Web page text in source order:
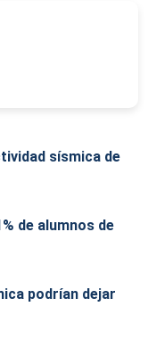
sísmica de
de alumnos de
podrían dejar